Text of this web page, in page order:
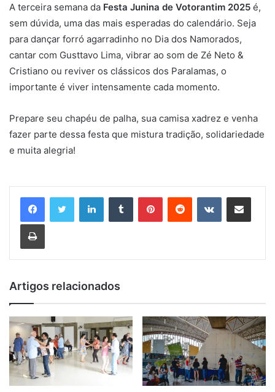
A terceira semana da Festa Junina de Votorantim 2025 é,
sem dúvida, uma das mais esperadas do calendário. Seja
para dançar forró agarradinho no Dia dos Namorados,
cantar com Gusttavo Lima, vibrar ao som de Zé Neto &
Cristiano ou reviver os clássicos dos Paralamas, o
importante é viver intensamente cada momento.
Prepare seu chapéu de palha, sua camisa xadrez e venha
fazer parte dessa festa que mistura tradição, solidariedade
e muita alegria!
LinkedinTumblr PinterestReddit VK Compartilhar via e-mail
Imprimir
Artigos relacionados